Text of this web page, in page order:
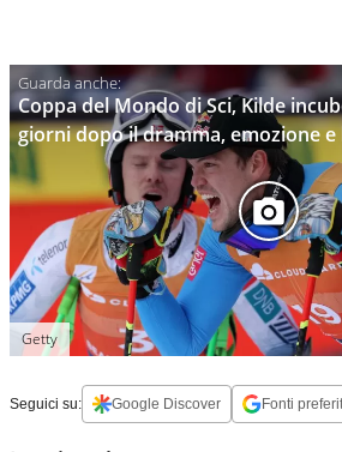
Coppa del Mondo di Sci, Kilde
giorni dopo il dramma, emozione
Getty
Seguici su: Google Discover Fonti